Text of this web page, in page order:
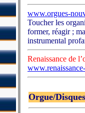
www.orgues-
Toucher les
former, réagir ;
instrumental
Renaissance de
Orgue/Disques